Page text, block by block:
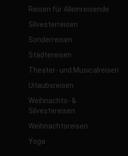
Reisen für Alleinreisende
Silvesterreisen
Sonderreisen
Städtereisen
Theater- und Musicalreisen
Urlaubsreisen
Weihnachts- &
Silvestereisen
Weihnachtsreisen
Yoga